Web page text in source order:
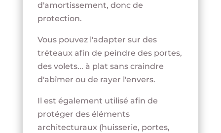
d'amortissement, donc de
protection.
Vous pouvez l'adapter sur des
tréteaux afin de peindre des portes,
des volets... à plat sans craindre
d'abîmer ou de rayer l'envers.
Il est également utilisé afin de
protéger des éléments
architecturaux (huisserie, portes,